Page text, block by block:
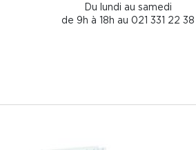
Du lundi au samedi
de 9h à 18h au 021 331 22 38